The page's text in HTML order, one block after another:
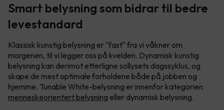
Smart belysning som bidrar til bedre
levestandard
Klassisk kunstig belysning er "fast" fra vi våkner om
morgenen, til vi legger oss på kvelden. Dynamisk kunstig
belysning kan derimot etterligne sollysets dagssyklus, og
skape de mest optimale forholdene både på jobben og
hjemme. Tunable White-belysning er innenfor kategorien
menneskeorientert belysning eller dynamisk belysning.